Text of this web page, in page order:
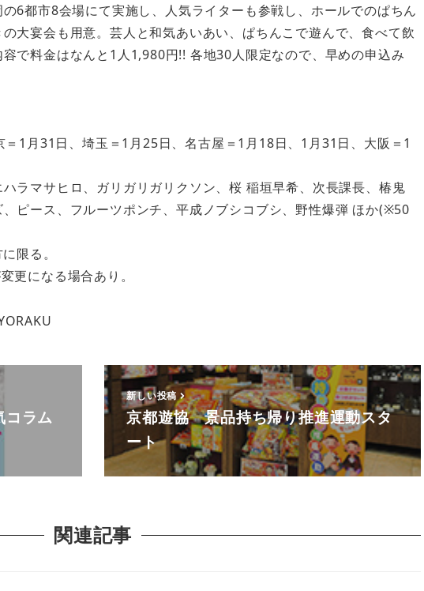
6都市8会場にて実施し、人気ライターも参戦し、ホールでのぱちん
大宴会も用意。芸人と和気あいあい、ぱちんこで遊んで、食べて飲
で料金はなんと1人1,980円!! 各地30人限定なので、早めの申込み
＝1月31日、埼玉＝1月25日、名古屋＝1月18日、1月31日、大阪＝1
ラマサヒロ、ガリガリガリクソン、桜 稲垣早希、次長課長、椿鬼
ピース、フルーツポンチ、平成ノブシコブシ、野性爆弾 ほか(※50
限る。
更になる場合あり。
ラム
新しい投稿
京都遊協 景品持ち帰り推進運動スタ
ート
関連記事